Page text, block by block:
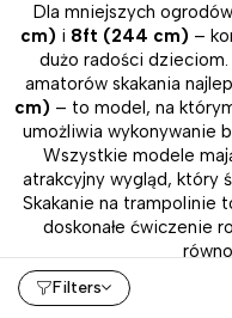
Filters
Dla mniejszych
cm) i 8ft (244 cm) –
dużo radości dzieciom.
amatorów skakania
cm) – to model, na
umożliwia wykonywanie
Wszystkie modele
atrakcyjny wygląd, który
Skakanie na trampolinie
doskonałe ćwiczenie